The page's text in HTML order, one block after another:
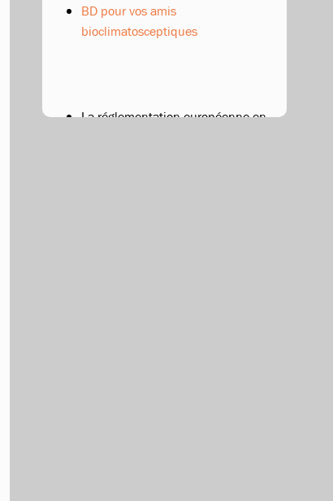
BD pour vos amis
bioclimatosceptiques
La réglementation européenne en